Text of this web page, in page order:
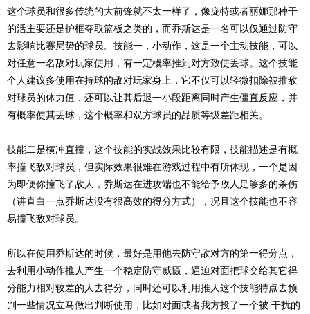
这个球员和很多传统的大前锋就不太一样了，像庞特或者丽娜那种干
的活主要还是护框夺取篮板之类的，而乔斯达是一名可以仅通过防守
去影响比赛局势的球员。技能一，小动作，这是一个主动技能，可以
对任意一名敌对玩家使用，有一定概率推到对方致使丢球。这个技能
个人建议多使用在持球的敌对玩家身上，它不仅可以轻微扣除被推敌
对球员的体力值，还可以让其后退一小段距离同时产生僵直反应，并
有概率使其丢球，这个概率和双方球员的品质等级差距相关。
技能二是横冲直撞，这个技能的实战效果比较有限，技能描述是有概
率撞飞敌对球员，但实际效果很难在游戏过程中有所体现，一个是因
为即便你撞飞了敌人，乔斯达在进攻端也不能给予敌人足够多的杀伤
（讲直白一点乔斯达没有很高效的得分方式），况且这个技能也不容
易撞飞敌对球员。
所以在使用乔斯达的时候，最好是用他去防守敌对方的第一得分点，
去利用小动作推人产生一个稳定防守威慑，逼迫对面把球交给其它得
分能力相对较差的人去得分，同时还可以利用推人这个技能特点去预
判一些情况立马做出判断使用，比如对面或者我方投了一个被 干扰的